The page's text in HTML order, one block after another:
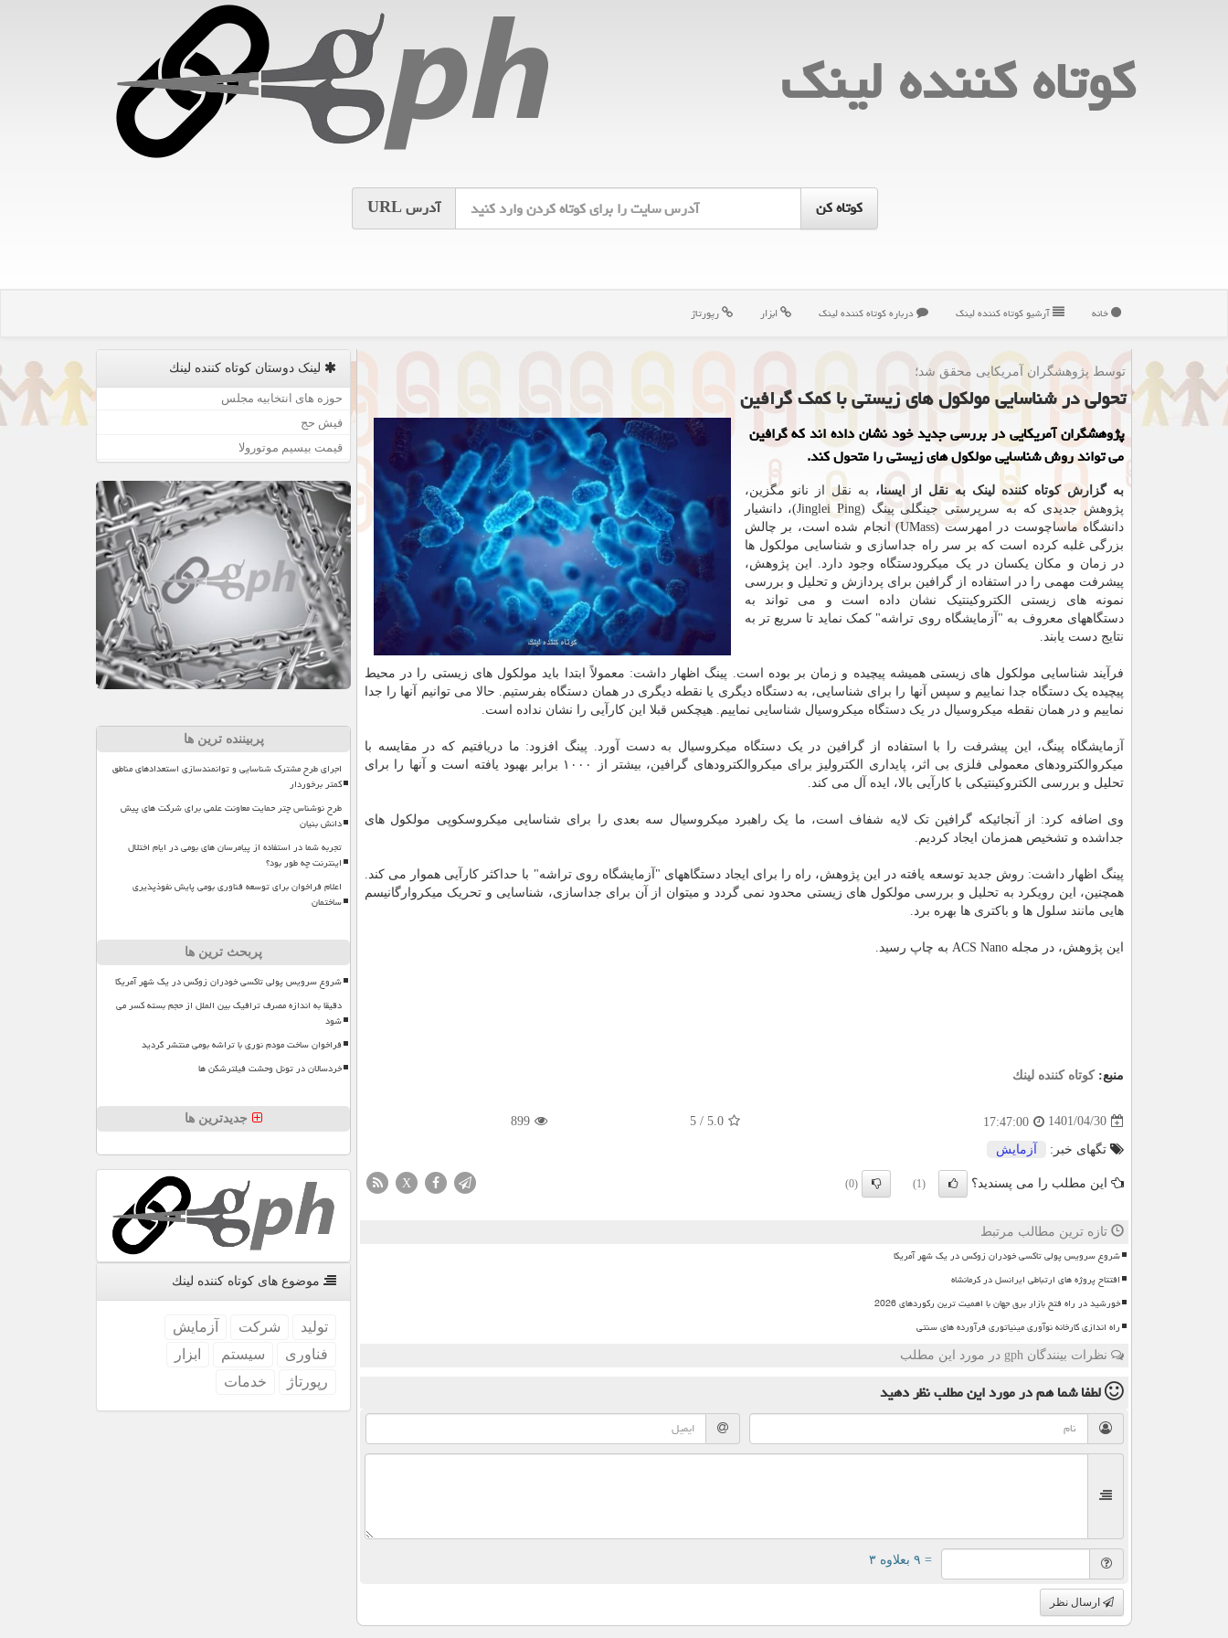
كوتاه كننده لینك
آدرسURL
خانه آرشیو كوتاه كننده لینك درباره كوتاه كننده لینك ابزار رپورتاژ
توسط پژوهشگران آمریكایی محقق شد؛
تحولی در شناسایی مولکول های زیستی با کمک گرافین
پژوهشگران آمریکایی در بررسی جدید خود نشان داده اند که گرافین
می تواند روش شناسایی مولکول های زیستی را متحول کند.
به گزارش کوتاه کننده لینک به نقل از ایسنا، به نقل از نانو مگزین،
پژوهش جدیدی که به سرپرستی جینگلی پینگ (Jinglei Ping)، دانشیار
دانشگاه ماساچوست در امهرست (UMass) انجام شده است، بر چالش
بزرگی غلبه کرده است که بر سر راه جداسازی و شناسایی مولکول ها
در زمان و مکان یکسان در یک میکرودستگاه وجود دارد. این پژوهش،
پیشرفت مهمی را در استفاده از گرافین برای پردازش و تحلیل و بررسی
نمونه های زیستی الکتروکینتیک نشان داده است و می تواند به
دستگاههای معروف به "آزمایشگاه روی تراشه" کمک نماید تا سریع تر به
نتایج دست یابند.
فرآیند شناسایی مولکول های زیستی همیشه پیچیده و زمان بر بوده است. پینگ اظهار داشت: معمولاً ابتدا باید مولکول های زیستی را در محیط
پیچیده یک دستگاه جدا نماییم و سپس آنها را برای شناسایی، به دستگاه دیگری یا نقطه دیگری در همان دستگاه بفرستیم. حالا می توانیم آنها را جدا
نماییم و در همان نقطه میکروسیال در یک دستگاه میکروسیال شناسایی نماییم. هیچکس قبلا این کارآیی را نشان نداده است.
آزمایشگاه پینگ، این پیشرفت را با استفاده از گرافین در یک دستگاه میکروسیال به دست آورد. پینگ افزود: ما دریافتیم که در مقایسه با
میکروالکترودهای معمولی فلزی بی اثر، پایداری الکترولیز برای میکروالکترودهای گرافین، بیشتر از ۱۰۰۰ برابر بهبود یافته است و آنها را برای
تحلیل و بررسی الکتروکینتیکی با کارآیی بالا، ایده آل می کند.
وی اضافه کرد: از آنجائیکه گرافین تک لایه شفاف است، ما یک راهبرد میکروسیال سه بعدی را برای شناسایی میکروسکوپی مولکول های
جداشده و تشخیص همزمان ایجاد کردیم.
پینگ اظهار داشت: روش جدید توسعه یافته در این پژوهش، راه را برای ایجاد دستگاههای "آزمایشگاه روی تراشه" با حداکثر کارآیی هموار می کند.
همچنین، این رویکرد به تحلیل و بررسی مولکول های زیستی محدود نمی گردد و میتوان از آن برای جداسازی، شناسایی و تحریک میکروارگانیسم
هایی مانند سلول ها و باکتری ها بهره برد.
این پژوهش، در مجله ACS Nano به چاپ رسید.
منبع: كوتاه كننده لینك
1401/04/30
17:47:00
5.0
/
5
899
تگهای خبر: آزمایش
این مطلب را می پسندید؟ (1)
(0)
X
تازه ترین مطالب مرتبط
شروع سرویس پولی تاکسی خودران زوکس در یک شهر آمریکا
افتتاح پروژه های ارتباطی ایرانسل در کرمانشاه
خورشید در راه فتح بازار برق جهان با اهمیت ترین رکوردهای 2026
راه اندازی کارخانه نوآوری مینیاتوری فرآورده های سنتی
نظرات بینندگان gph در مورد این مطلب
لطفا شما همدر مورد این مطلبنظر دهید
= ۹ بعلاوه ۳
ارسال نظر
لینک دوستان كوتاه كننده لینك
حوزه های انتخابیه مجلس
فیش حج
قیمت بیسیم موتورولا
پربیننده ترین ها
اجرای طرح مشترک شناسایی و توانمندسازی استعدادهای مناطق
کمتر برخوردار
طرح نوشناس چتر حمایت معاونت علمی برای شرکت های پیش
دانش بنیان
تجربه شما در استفاده از پیامرسان های بومی در ایام اختلال
اینترنت چه طور بود؟
اعلام فراخوان برای توسعه فناوری بومی پایش نفوذپذیری
ساختمان
پربحث ترین ها
شروع سرویس پولی تاکسی خودران زوکس در یک شهر آمریکا
دقیقا به اندازه مصرف ترافیک بین الملل از حجم بسته کسر می
شود
فراخوان ساخت مودم نوری با تراشه بومی منتشر گردید
خردسالان در تونل وحشت فیلترشکن ها
جدیدترین ها
موضوع های كوتاه كننده لینك
تولید شركت
آزمایش
فناوری
سیستم
ابزار
رپورتاژ
خدمات